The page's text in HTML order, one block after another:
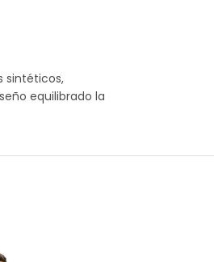
sintéticos,
equilibrado la